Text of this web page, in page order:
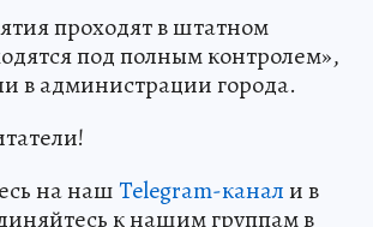
проходят в штатном
под полным контролем»,
в администрации города.
на нашTelegram-канали в
к нашим группам в